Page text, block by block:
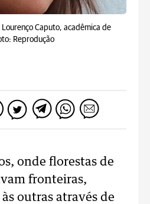
Lourenço Caputo, acadêmica de
Reprodução
onde florestas de
fronteiras,
outras através de